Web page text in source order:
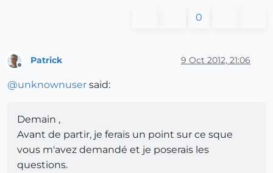
0
Patrick 9 Oct 2012, 21:06
@unknownuser said:
Demain ,
Avant de partir, je ferais un point sur ce sque
vous m'avez demandé et je poserais les
questions.